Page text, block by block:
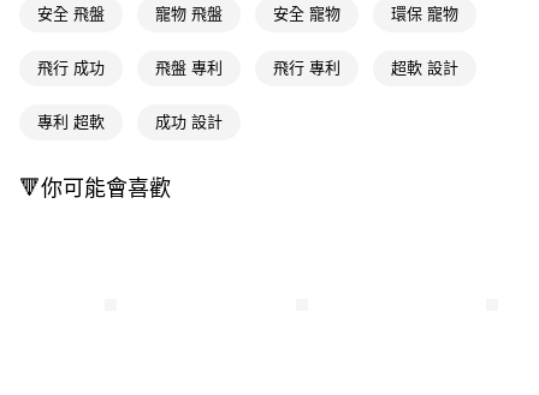
相關說明
AFTEE先享後付是「在收到商品之後才付款」的支付方式。 讓您購物簡單
便利好安心！
２．便利：只要手機號碼，簡訊認證，即可結帳。
【「AFTEE先享後付」結帳流程】
運送方式
每筆NT$65，滿NT$390(含以上)免運費
安全 飛盤 寵物 飛盤 安全 寵物 環保 寵物
飛行 成功 飛盤 專利 飛行 專利 超軟 設計
專利 超軟 成功 設計
🔻你可能會喜歡